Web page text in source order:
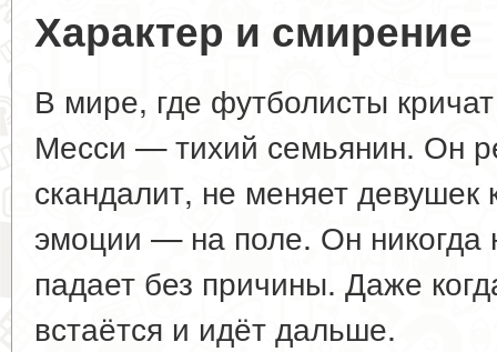
Характер и смирение
В мире, где футболисты
Месси — тихий семьянин. Он
скандалит, не меняет девушек
эмоции — на поле. Он никогда
падает без причины. Даже
встаётся и идёт дальше.